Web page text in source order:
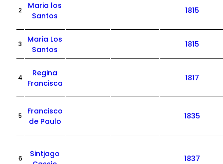
2
Maria los
Santos
1815
3
Maria Los
Santos
1815
4
Regina
Francisca
1817
5
Francisco
de Paulo
1835
6
Sintjago
1837